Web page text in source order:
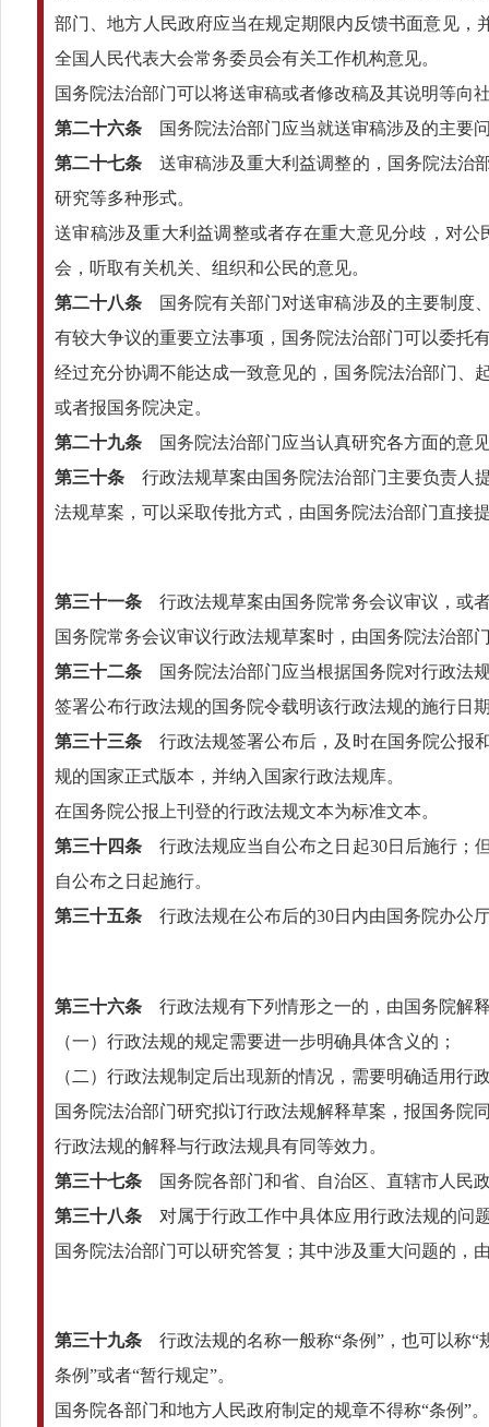
部门、地方人民政府应当在规定期限内反馈书面意见
全国人民代表大会常务委员会有关工作机构意见。
国务院法治部门可以将送审稿或者修改稿及其说明等向
第二十六条 国务院法治部门应当就送审稿涉及的主要
第二十七条 送审稿涉及重大利益调整的，国务院法治
研究等多种形式。
送审稿涉及重大利益调整或者存在重大意见分歧，对
会，听取有关机关、组织和公民的意见。
第二十八条 国务院有关部门对送审稿涉及的主要制度
有较大争议的重要立法事项，国务院法治部门可以委托
经过充分协调不能达成一致意见的，国务院法治部门、
或者报国务院决定。
第二十九条 国务院法治部门应当认真研究各方面的意
第三十条 行政法规草案由国务院法治部门主要负责人
法规草案，可以采取传批方式，由国务院法治部门直接
第三十一条 行政法规草案由国务院常务会议审议，或
国务院常务会议审议行政法规草案时，由国务院法治部
第三十二条 国务院法治部门应当根据国务院对行政法
签署公布行政法规的国务院令载明该行政法规的施行日
第三十三条 行政法规签署公布后，及时在国务院公报
规的国家正式版本，并纳入国家行政法规库。
在国务院公报上刊登的行政法规文本为标准文本。
第三十四条 行政法规应当自公布之日起30日后施行；
自公布之日起施行。
第三十五条 行政法规在公布后的30日内由国务院办公
第三十六条 行政法规有下列情形之一的，由国务院解
（一）行政法规的规定需要进一步明确具体含义的；
（二）行政法规制定后出现新的情况，需要明确适用行
国务院法治部门研究拟订行政法规解释草案，报国务院
行政法规的解释与行政法规具有同等效力。
第三十七条 国务院各部门和省、自治区、直辖市人民
第三十八条 对属于行政工作中具体应用行政法规的问
国务院法治部门可以研究答复；其中涉及重大问题的，
第三十九条 行政法规的名称一般称“条例”，也可以称“
条例”或者“暂行规定”。
国务院各部门和地方人民政府制定的规章不得称“条例”。